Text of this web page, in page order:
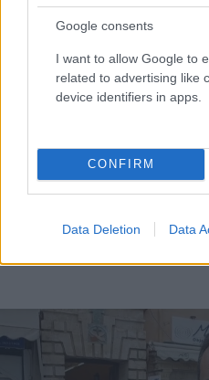
Google consents
I want to allow Google to
related to advertising like
device identifiers in apps.
CONFIRM
Data Deletion Data